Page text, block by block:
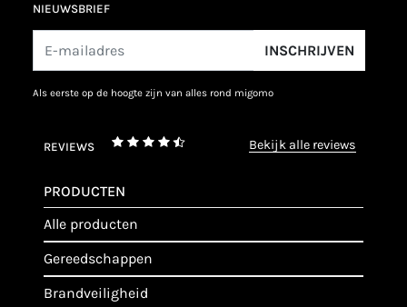
NIEUWSBRIEF
INSCHRIJVEN
als eerste op de hoogte zijn van alles rond migomo
REVIEWS bekijk alle reviews
PRODUCTEN
alle producten
gereedschappen
brandveiligheid